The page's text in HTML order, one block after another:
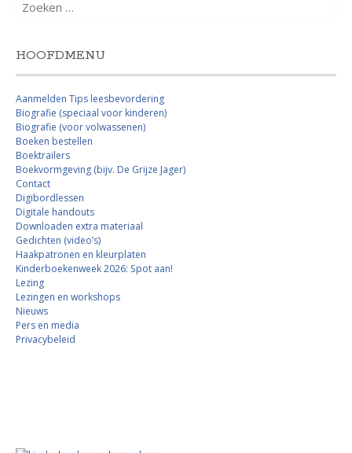
naar:
HOOFDMENU
Aanmelden Tips leesbevordering
Biografie (speciaal voor kinderen)
Biografie (voor volwassenen)
Boeken bestellen
Boektrailers
Boekvormgeving (bijv. De Grijze Jager)
Contact
Digibordlessen
Digitale handouts
Downloaden extra materiaal
Gedichten (video’s)
Haakpatronen en kleurplaten
Kinderboekenweek 2026: Spot aan!
Lezing
Lezingen en workshops
Nieuws
Pers en media
Privacybeleid